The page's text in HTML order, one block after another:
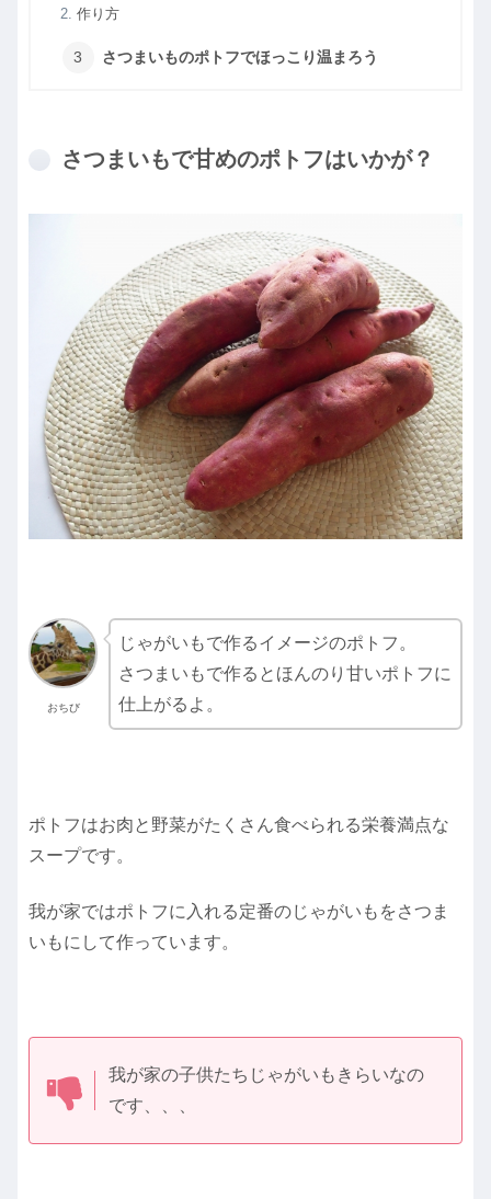
作り方
さつまいものポトフでほっこり温まろう
さつまいもで甘めのポトフはいかが？
おちび
じゃがいもで作るイメージのポトフ。
さつまいもで作るとほんのり甘いポトフに
仕上がるよ。
ポトフはお肉と野菜がたくさん食べられる栄養満点な
スープです。
我が家ではポトフに入れる定番のじゃがいもをさつま
いもにして作っています。
我が家の子供たちじゃがいもきらいなの
です、、、